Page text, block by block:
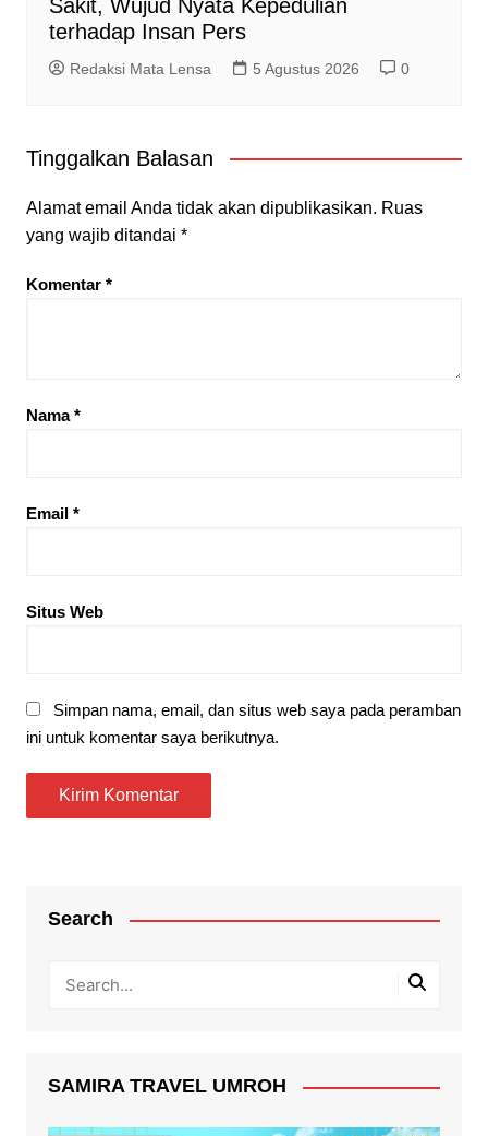
Sakit, Wujud Nyata Kepedulian
terhadap Insan Pers
Redaksi Mata Lensa 5 Agustus 2026 0
Tinggalkan Balasan
Alamat email Anda tidak akan dipublikasikan. Ruas
yang wajib ditandai *
Komentar *
Nama*
Email *
Situs Web
Simpan nama, email, dan situs web saya pada peramban
ini untuk komentar saya berikutnya.
Search
SAMIRA TRAVEL UMROH